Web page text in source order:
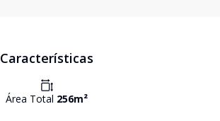
Características
Área Total 256m²